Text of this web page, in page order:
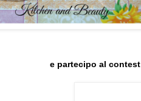
e partecipo al contest